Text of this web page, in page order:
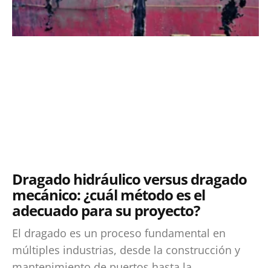
Dragado hidráulico versus dragado
mecánico: ¿cuál método es el
adecuado para su proyecto?
El dragado es un proceso fundamental en
múltiples industrias, desde la construcción y